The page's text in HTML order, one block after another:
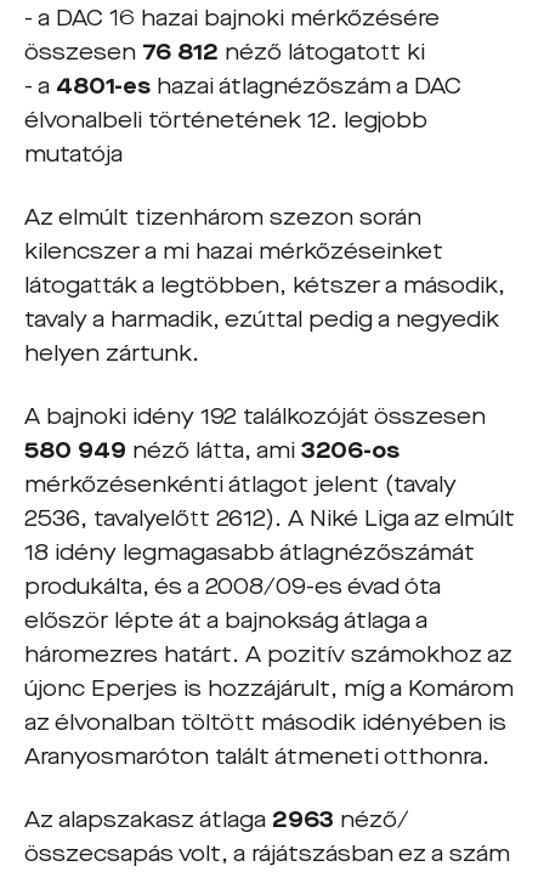
- a DAC 16 hazai bajnoki mérkőzésére
összesen 76 812 néző látogatott ki
- a 4801-es hazai átlagnézőszám a DAC
élvonalbeli történetének 12. legjobb
mutatója
Az elmúlt tizenhárom szezon során
kilencszer a mi hazai mérkőzéseinket
látogatták a legtöbben, kétszer a második,
tavaly a harmadik, ezúttal pedig a negyedik
helyen zártunk.
A bajnoki idény 192 találkozóját összesen
580 949 néző látta, ami 3206-os
mérkőzésenkénti átlagot jelent (tavaly
2536, tavalyelőtt 2612). A Niké Liga az elmúlt
18 idény legmagasabb átlagnézőszámát
produkálta, és a 2008/09-es évad óta
először lépte át a bajnokság átlaga a
háromezres határt. A pozitív számokhoz az
újonc Eperjes is hozzájárult, míg a Komárom
az élvonalban töltött második idényében is
Aranyosmaróton talált átmeneti otthonra.
Az alapszakasz átlaga 2963 néző/
összecsapás volt, a rájátszásban ez a szám